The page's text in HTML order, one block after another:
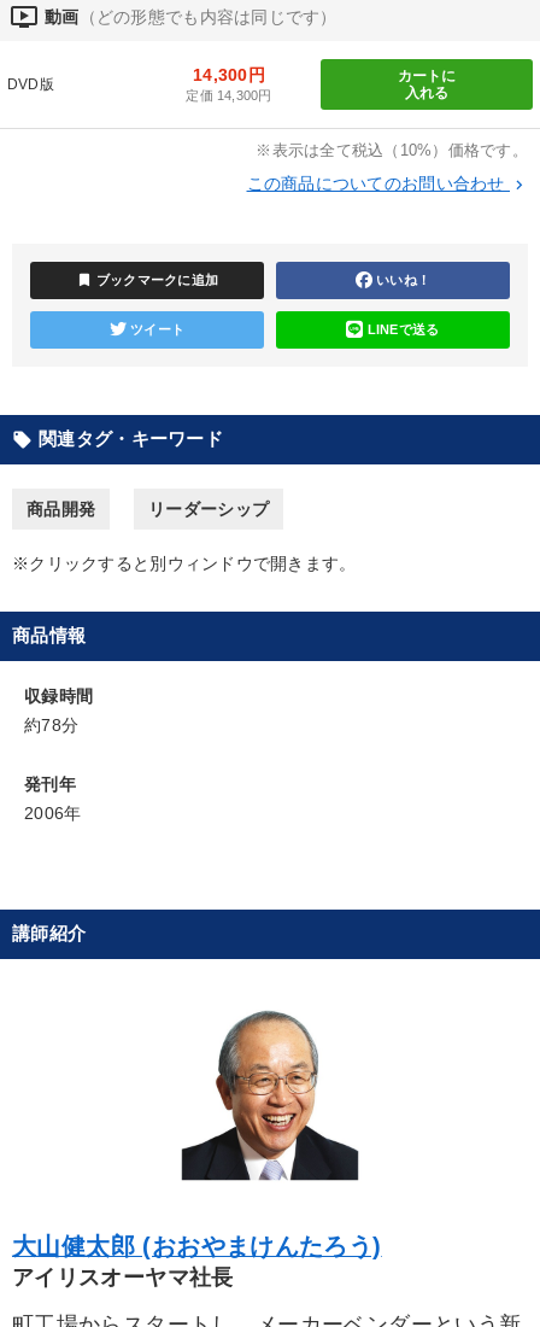
refresh 更新する
全国経営者セミナー収録物以外の経営教材（全762タイトル）からお探
成功哲学・人間学 営業・社員研修 【1月】音声・映像
数字・税務・決算書
評講話
経営戦略・経営実務 売上直結の営業力や販売力を獲得する
マーケティング 組織・採用・スキル
目的別
財務・数字力の向上
経営体系を学びたい
仕組み 資産運用 松下幸之助 節税 コロナ禍対策
※「更新」を押すと「カテゴリー」「目的別」「キーワード」を更新いただけます。
タグ・キーワード
企業成長 対談・座談会 伝統・文化 サービス
ondemand_video 動画 （どの形態でも内容は同じです）
DVD版 14,300円
定価 14,300円
カートに
入れる
※表示は全て税込（10%）価格です。
この商品についてのお問い合わせ keyboard_arrow_right
bookmark ブックマークに追加 いいね！
ツイート LINEで送る
local_offer 関連タグ・キーワード
商品開発 リーダーシップ
※クリックすると別ウィンドウで開きます。
商品情報
収録時間
約78分
発刊年
2006年
講師紹介
大山健太郎 (おおやまけんたろう)
アイリスオーヤマ社長